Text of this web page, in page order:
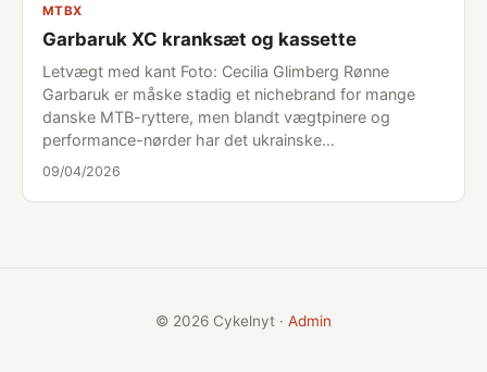
MTBX
Garbaruk XC kranksæt og kassette
Letvægt med kant Foto: Cecilia Glimberg Rønne
Garbaruk er måske stadig et nichebrand for mange
danske MTB-ryttere, men blandt vægtpinere og
performance-nørder har det ukrainske…
09/04/2026
© 2026 Cykelnyt · Admin